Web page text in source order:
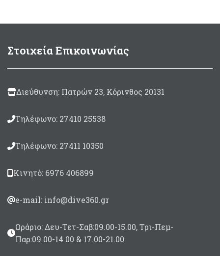
Στοιχεία Επικοινωνίας
Διεύθυνση: Πατρών 23, Κόρινθος 20131
Τηλέφωνο: 27410 25538
Τηλέφωνο: 27411 10350
Κινητό: 6976 406899
e-mail: info@dive360.gr
Ωράριο: Δευ-Τετ-Σαβ:09.00-15.00, Τρι-Πεμ-
Παρ:09.00-14.00 & 17.00-21.00